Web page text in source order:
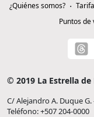
¿Quiénes somos?
Puntos de
© 2019 La Estrella de
C/ Alejandro A. Duque
Teléfono: +507 204-0000